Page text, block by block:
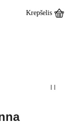
Krepšelis